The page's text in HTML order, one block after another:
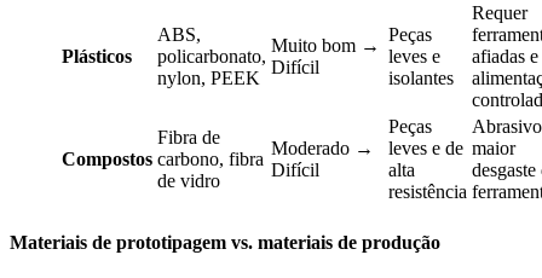
Plásticos
ABS,
policarbonato,
nylon, PEEK
Muito bom →
Difícil
Peças
leves e
isolantes
Requer
afiadas e
Compostos
Fibra de
carbono, fibra
de vidro
Moderado →
Difícil
Peças
leves e de
alta
resistência
maior
desgaste
Materiais de prototipagem vs. materiais de produção